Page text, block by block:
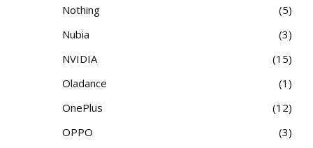
Nothing
5
Nubia
3
NVIDIA
15
Oladance
1
OnePlus
12
OPPO
3